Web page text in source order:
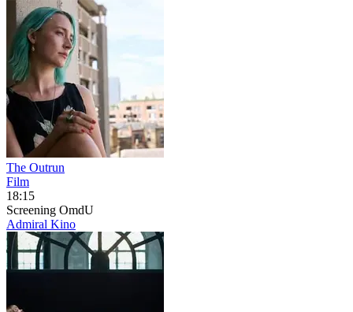
The Outrun
Film
18:15
Screening OmdU
Admiral Kino